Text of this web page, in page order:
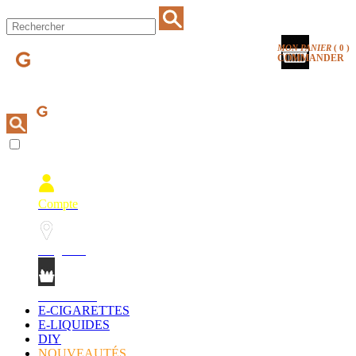
MON PANIER ( 0 )
COMMANDER
Compte
E-CIGARETTES
E-LIQUIDES
DIY
NOUVEAUTÉS